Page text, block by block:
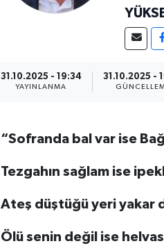
31.10.2025 - 19:34
YAYINLANMA
31.10.2025 -
“Sofranda bal var ise
Tezgahın sağlam ise
Ateş düştüğü yeri yakar
Ölü senin değil ise